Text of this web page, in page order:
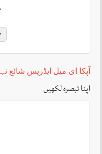
آپکا ای میل ایڈریس شائع
اپنا تبصرہ لکھیں